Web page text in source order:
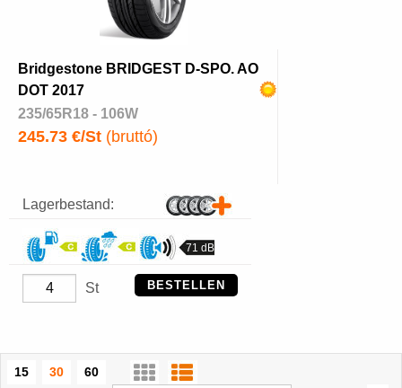
Bridgestone BRIDGEST D-SPO. AO
DOT 2017
235/65R18 - 106W
245.73 €/St (bruttó)
Lagerbestand:
71 dB
St BESTELLEN
15 30
60